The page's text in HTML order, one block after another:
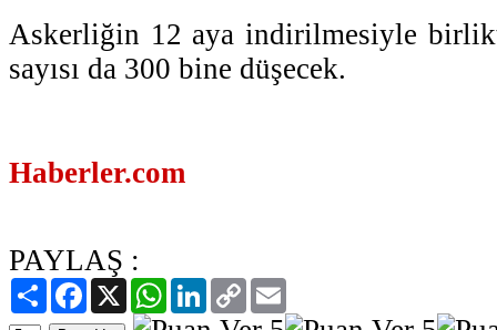
Askerliğin 12 aya indirilmesiyle
sayısı da 300 bine düşecek.
Haberler.com
PAYLAŞ :
PaylaşFacebook
X WhatsAppLinkedIn
Copy
Link